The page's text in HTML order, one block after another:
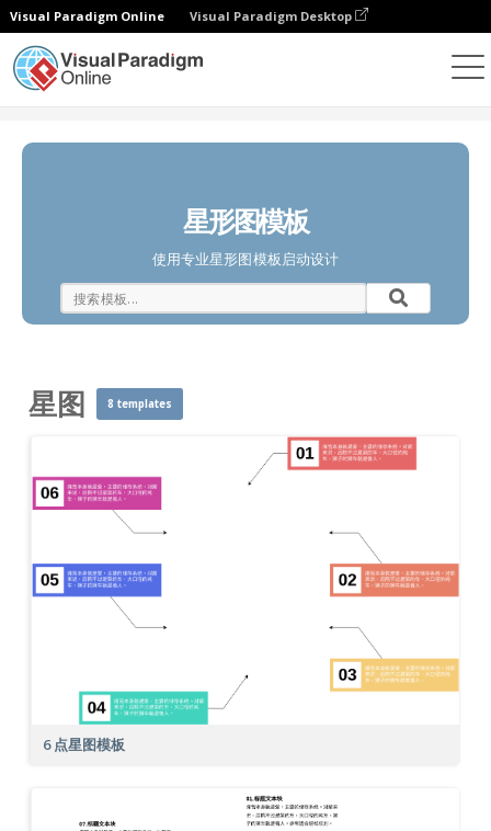
Visual Paradigm Online Visual Paradigm Desktop
星形图模板
使用专业星形图模板启动设计
星图 8 templates
6 点星图模板